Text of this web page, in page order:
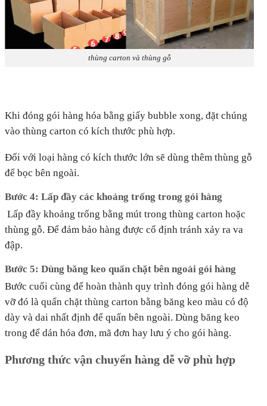
thùng carton và thùng gỗ
Khi đóng gói hàng hóa bằng giấy bubble xong, đặt chúng
vào thùng carton có kích thước phù hợp.
Đối với loại hàng có kích thước lớn sẽ dùng thêm thùng gỗ
để bọc bên ngoài.
Bước 4: Lấp đầy các khoảng trống trong gói hàng
Lấp đầy khoảng trống bằng mút trong thùng carton hoặc
thùng gỗ. Để đảm bảo hàng được cố định tránh xảy ra va
đập.
Bước 5: Dùng băng keo quấn chặt bên ngoài gói hàng
Bước cuối cùng để hoàn thành quy trình đóng gói hàng dễ
vỡ đó là quấn chặt thùng carton bằng băng keo màu có độ
dày và dai nhất định để quấn bên ngoài. Dùng băng keo
trong để dán hóa đơn, mã đơn hay lưu ý cho gói hàng.
Phương thức vận chuyển hàng dễ vỡ phù hợp